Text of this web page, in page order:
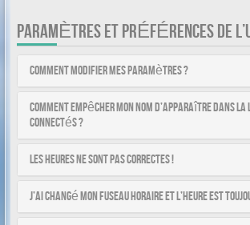
PARAMÈTRES ET PRÉFÉRENCES DE
Comment modifier mes paramètres ?
Comment empêcher mon nom d’apparaître dans
connectés ?
Les heures ne sont pas correctes !
J’ai changé mon fuseau horaire et l’heure est